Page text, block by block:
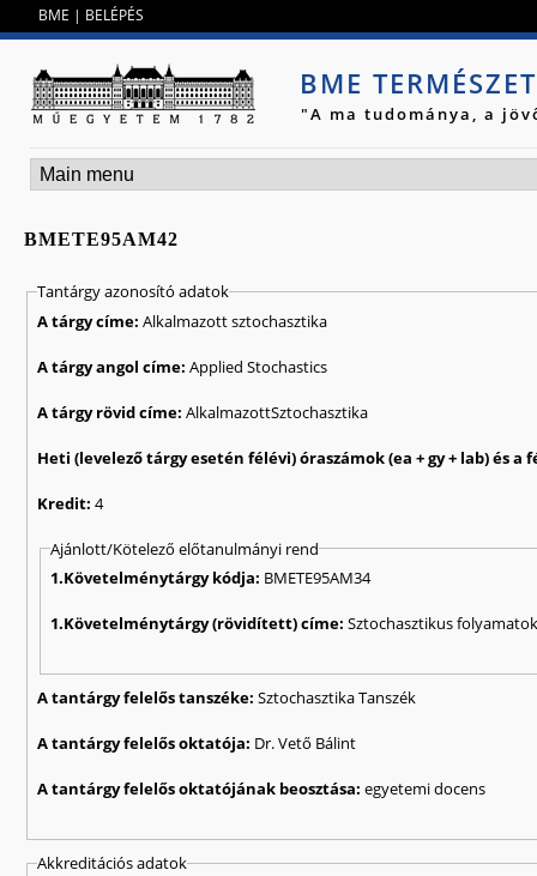
BME | BELÉPÉS
BME
"A ma tudománya, a
BMETE95AM42
Tantárgy azonosító adatok
A tárgy címe:Alkalmazott sztochasztika
A tárgy angol címe:Applied Stochastics
A tárgy rövid címe:AlkalmazottSztochasztika
Kredit:4
Ajánlott/Kötelező előtanulmányi rend
1.Követelménytárgy kódja: BMETE95AM34
1.Követelménytárgy (rövidített) címe:Sztochasztikus
A tantárgy felelős tanszéke:Sztochasztika Tanszék
A tantárgy felelős oktatója: Dr. Vető Bálint
A tantárgy felelős oktatójának beosztása:egyetemi docens
Akkreditációs adatok